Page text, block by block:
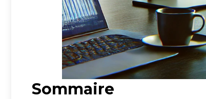
Sommaire